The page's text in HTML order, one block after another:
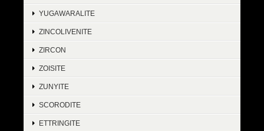
YUGAWARALITE
ZINCOLIVENITE
ZIRCON
ZOISITE
ZUNYITE
SCORODITE
ETTRINGITE